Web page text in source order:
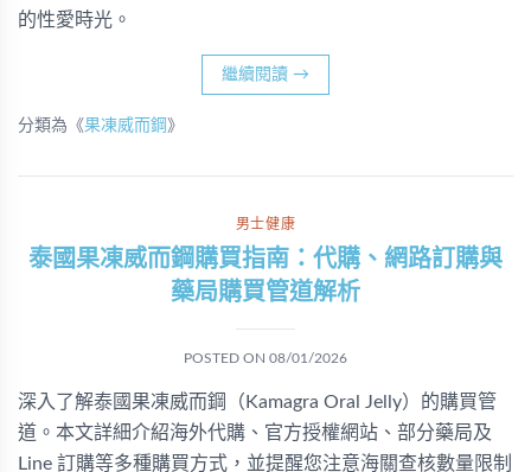
的性愛時光。
繼續閱讀 →
分類為《果凍威而鋼 》
男士健康
泰國果凍威而鋼購買指南：代購、網路訂購與
藥局購買管道解析
POSTED ON 08/01/2026
深入了解泰國果凍威而鋼（Kamagra Oral Jelly）的購買管
道。本文詳細介紹海外代購、官方授權網站、部分藥局及
Line 訂購等多種購買方式，並提醒您注意海關查核數量限制